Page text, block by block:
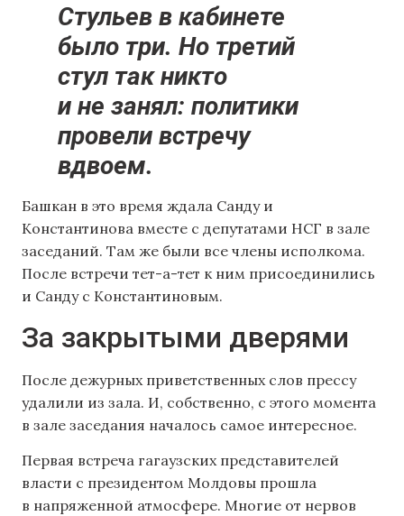
Стульев в кабинете
было три. Но третий
стул так никто
и не занял: политики
провели встречу
вдвоем.
Башкан в это время ждала Санду и
Константинова вместе с депутатами НСГ в зале
заседаний. Там же были все члены исполкома.
После встречи тет-а-тет к ним присоединились
и Санду с Константиновым.
За закрытыми дверями
После дежурных приветственных слов прессу
удалили из зала. И, собственно, с этого момента
в зале заседания началось самое интересное.
Первая встреча гагаузских представителей
власти с президентом Молдовы прошла
в напряженной атмосфере. Многие от нервов